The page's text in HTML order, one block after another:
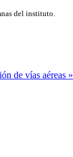
del instituto.
de vías aéreas »